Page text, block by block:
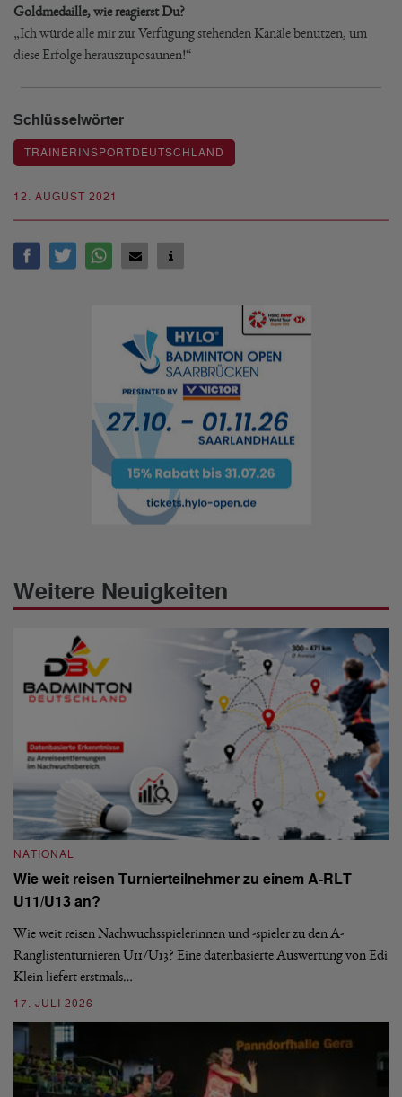
12. AUGUST 2021
Goldmedaille, wie reagierst Du?
„Ich würde alle mir zur Verfügung stehenden Kanäle benutzen, um
diese Erfolge herauszuposaunen!“
Schlüsselwörter
TRAINERINSPORTDEUTSCHLAND
Weitere Neuigkeiten
NATIONAL
Wie weit reisen Turnierteilnehmer zu einem A-RLT
U11/U13 an?
Wie weit reisen Nachwuchsspielerinnen und -spieler zu den A-
Ranglistenturnieren U11/U13? Eine datenbasierte Auswertung von Edi
Klein liefert erstmals…
17. JULI 2026